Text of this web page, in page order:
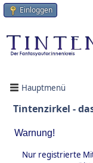
Einloggen
Hauptmenü
Tintenzirkel -
Warnung!
Nur registrierte